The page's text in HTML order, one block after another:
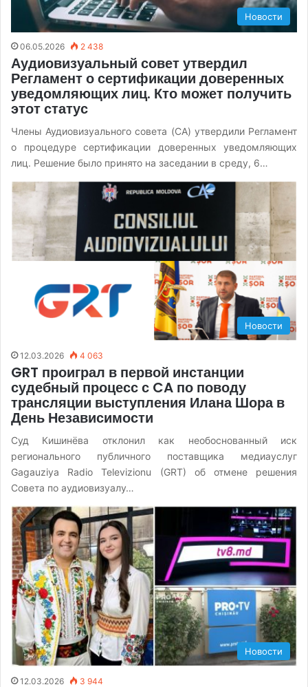
Новости
06.05.2026 2 438
Аудиовизуальный совет утвердил
Регламент о сертификации доверенных
уведомляющих лиц. Кто может получить
этот статус
Члены Аудиовизуального совета (CA) утвердили Регламент
о процедуре сертификации доверенных уведомляющих
лиц. Решение было принято на заседании в среду, 6…
Новости
12.03.2026 4 063
GRT проиграл в первой инстанции
судебный процесс с CA по поводу
трансляции выступления Илана Шора в
День Независимости
Суд Кишинёва отклонил как необоснованный иск
регионального публичного поставщика медиауслуг
Gagauziya Radio Televizionu (GRT) об отмене решения
Совета по аудиовизуалу…
Новости
12.03.2026 3 944